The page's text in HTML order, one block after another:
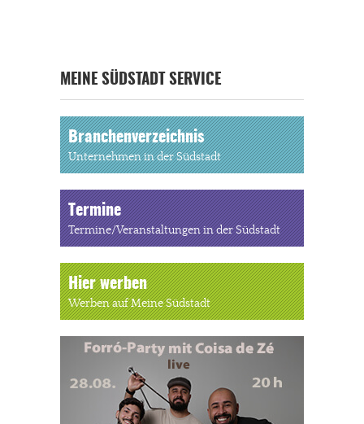
MEINE SÜDSTADT SERVICE
Branchenverzeichnis
Unternehmen in der Südstadt
Termine
Termine/Veranstaltungen in der Südstadt
Hier werben
Werben auf Meine Südstadt